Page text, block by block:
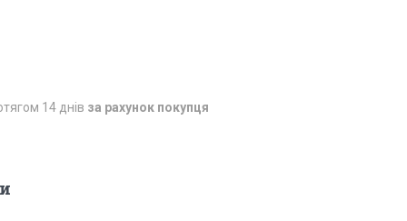
14 днів за рахунок покупця